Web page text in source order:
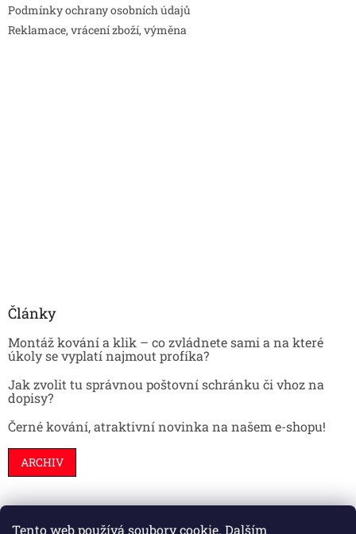
Tento web používá soubory cookie. Dalším
Podmínky ochrany osobních údajů
Reklamace, vrácení zboží, výměna
Články
Montáž kování a klik – co zvládnete sami a na které
úkoly se vyplatí najmout profíka?
Jak zvolit tu správnou poštovní schránku či vhoz na
dopisy?
Černé kování, atraktivní novinka na našem e-shopu!
ARCHIV
Stavební pouzdra Interiéry Dveře